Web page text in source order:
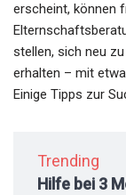
erscheint, können
stellen, sich neu
erhalten – mit
Einige Tipps zur
Trending
Hilfe bei 3